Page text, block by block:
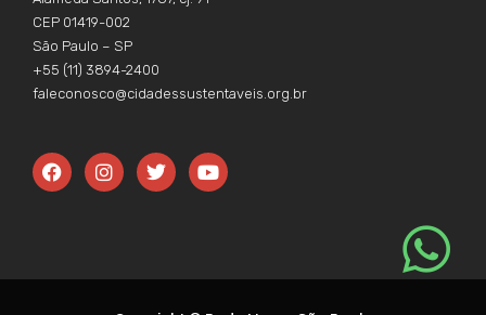
CEP 01419-002
São Paulo – SP
+55 (11) 3894-2400
faleconosco@cidadessustentaveis.org.br
F
a
c
o
I
n
s
r
T
w
i
r
Y
o
u
e